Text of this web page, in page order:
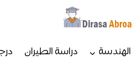
دراسة الطيران